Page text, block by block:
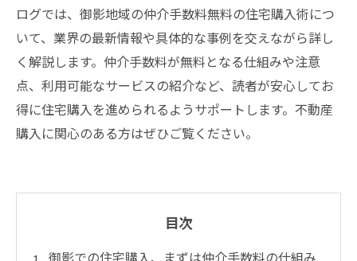
ログでは、御影地域の仲介手数料無料の住宅購入術につ
いて、業界の最新情報や具体的な事例を交えながら詳し
く解説します。仲介手数料が無料となる仕組みや注意
点、利用可能なサービスの紹介など、読者が安心してお
得に住宅購入を進められるようサポートします。不動産
購入に関心のある方はぜひご覧ください。
目次
御影での住宅購入、まずは仲介手数料の仕組み